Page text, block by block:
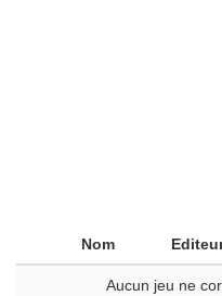
Nom
Aucun jeu ne